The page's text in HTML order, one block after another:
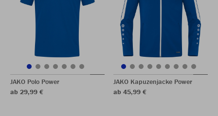
JAKO Polo Power
ab 29,99 €
JAKO Kapuzenjacke Power
ab 45,99 €